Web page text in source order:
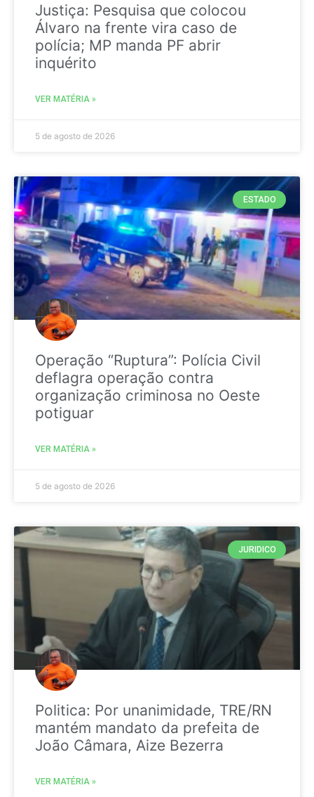
Justiça: Pesquisa que colocou
Álvaro na frente vira caso de
polícia; MP manda PF abrir
inquérito
VER MATÉRIA »
5 de agosto de 2026
ESTADO
Operação “Ruptura”: Polícia Civil
deflagra operação contra
organização criminosa no Oeste
potiguar
VER MATÉRIA »
5 de agosto de 2026
JURIDICO
Politica: Por unanimidade, TRE/RN
mantém mandato da prefeita de
João Câmara, Aize Bezerra
VER MATÉRIA »